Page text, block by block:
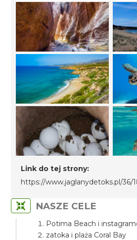
Link do tej strony:
https://www.jaglanydetoks.pl/36/
NASZE CELE
Potima Beach i
zatoka i plaża Coral Bay